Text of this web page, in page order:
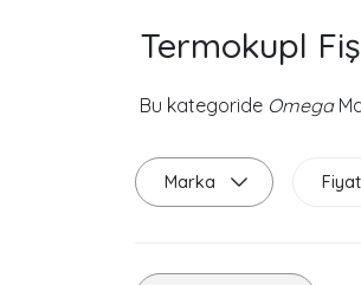
Termokupl
Bu kategoride Omega
Marka Fiyat